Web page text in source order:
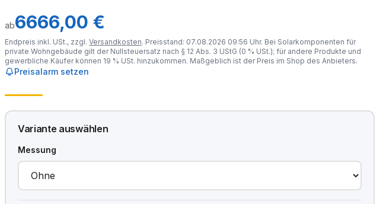
ab6666,00 €
Endpreis inkl. USt., zzgl. Versandkosten. Preisstand: 07.08.2026 09:56 Uhr. Bei Solarkomponenten für
private Wohngebäude gilt der Nullsteuersatz nach § 12 Abs. 3 UStG (0 % USt.); für andere Produkte und
gewerbliche Käufer können 19 % USt. hinzukommen. Maßgeblich ist der Preis im Shop des Anbieters.
Preisalarm setzen
Variante auswählen
Messung